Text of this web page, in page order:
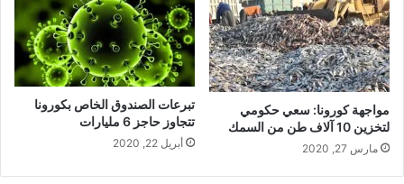
مواجهة كورونا: سعي حكومي
لتخزين 10 آلاف طن من السمك
مارس 27, 2020
تبرعات الصندوق الخاص بكورونا
تتجاوز حاجز 6 مليارات
أبريل 22, 2020